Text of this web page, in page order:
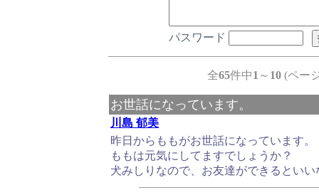
パスワード
全65件中1 ～ 10 (ペー
お世話になっています。
川島 郁美
昨日からももがお世話になっています。
ももは元気にしてますでしょうか？
犬みしりなので、お友達ができるとい